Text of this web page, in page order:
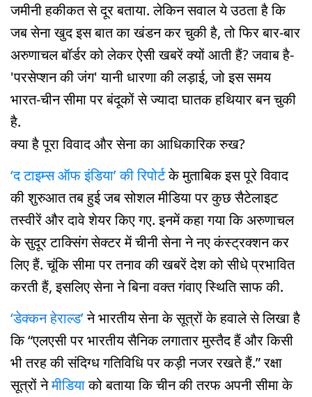
जमीनी हकीकत से दूर बताया. लेकिन सवाल ये उठता है कि
जब सेना खुद इस बात का खंडन कर चुकी है, तो फिर बार-बार
अरुणाचल बॉर्डर को लेकर ऐसी खबरें क्यों आती हैं? जवाब है-
'परसेप्शन की जंग' यानी धारणा की लड़ाई, जो इस समय
भारत-चीन सीमा पर बंदूकों से ज्यादा घातक हथियार बन चुकी
है.
क्या है पूरा विवाद और सेना का आधिकारिक रुख?
‘द टाइम्स ऑफ इंडिया’ की रिपोर्टके मुताबिक इस पूरे विवाद
की शुरुआत तब हुई जब सोशल मीडिया पर कुछ सैटेलाइट
तस्वीरें और दावे शेयर किए गए. इनमें कहा गया कि अरुणाचल
के सुदूर टाक्सिंग सेक्टर में चीनी सेना ने नए कंस्ट्रक्शन कर
लिए हैं. चूंकि सीमा पर तनाव की खबरें देश को सीधे प्रभावित
करती हैं, इसलिए सेना ने बिना वक्त गंवाए स्थिति साफ की.
‘डेक्कन हेराल्ड’ने भारतीय सेना के सूत्रों के हवाले से लिखा है
कि “एलएसी पर भारतीय सैनिक लगातार मुस्तैद हैं और किसी
भी तरह की संदिग्ध गतिविधि पर कड़ी नजर रखते हैं.” रक्षा
सूत्रों नेमीडियाको बताया कि चीन की तरफ अपनी सीमा के